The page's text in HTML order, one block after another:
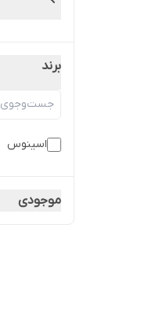
برند
اسینوس
موجودی